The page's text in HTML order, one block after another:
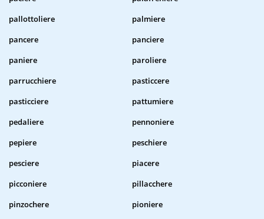
pallottoliere
palmiere
pancere
panciere
paniere
paroliere
parrucchiere
pasticcere
pasticciere
pattumiere
pedaliere
pennoniere
pepiere
peschiere
pesciere
piacere
picconiere
pillacchere
pinzochere
pioniere